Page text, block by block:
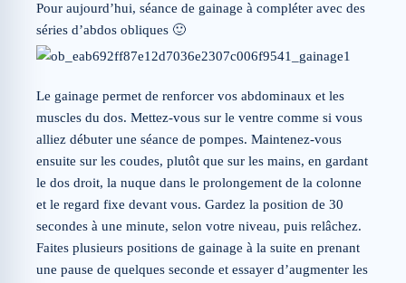
Pour aujourd’hui, séance de gainage à compléter avec des
séries d’abdos obliques 🙂
Le gainage permet de renforcer vos abdominaux et les
muscles du dos. Mettez-vous sur le ventre comme si vous
alliez débuter une séance de pompes. Maintenez-vous
ensuite sur les coudes, plutôt que sur les mains, en gardant
le dos droit, la nuque dans le prolongement de la colonne
et le regard fixe devant vous. Gardez la position de 30
secondes à une minute, selon votre niveau, puis relâchez.
Faites plusieurs positions de gainage à la suite en prenant
une pause de quelques seconde et essayer d’augmenter les